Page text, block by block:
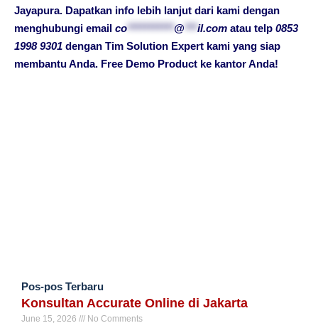
Jayapura. Dapatkan info lebih lanjut dari kami dengan
menghubungi email co***********@***il.com atau telp 0853
1998 9301 dengan Tim Solution Expert kami yang siap
membantu Anda. Free Demo Product ke kantor Anda!
Pos-pos Terbaru
Konsultan Accurate Online di Jakarta
June 15, 2026 No Comments